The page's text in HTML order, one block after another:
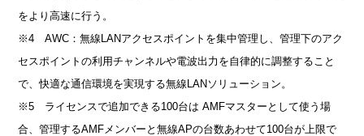
をより高速に行う。
※4 AWC：無線LANアクセスポイントを集中管理し、管理下のアク
セスポイントの利用チャンネルや電波出力を自律的に調整すること
で、快適な通信環境を実現する無線LANソリューション。
※5 ライセンスで追加できる100台は AMFマスターとして使う場
合、管理するAMFメンバーと無線APの台数あわせて100台が上限で